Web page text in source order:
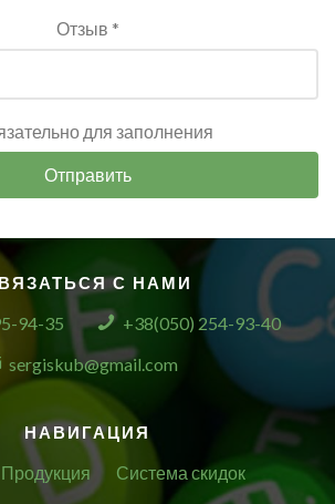
Отзыв *
для заполнения
Отправить
С НАМИ
94-35
+38(050) 254-93-40
sergiskub@gmail.com
НАВИГАЦИЯ
Продукция
Система скидок